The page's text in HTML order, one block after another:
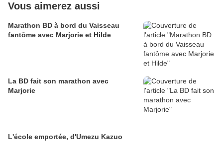
Vous aimerez aussi
Marathon BD à bord du Vaisseau
fantôme avec Marjorie et Hilde
La BD fait son marathon avec
Marjorie
L'école emportée, d'Umezu Kazuo